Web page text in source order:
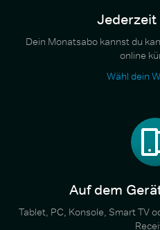
Dein Monatsabo kannst du
online
Wähl dein
Auf dem
Tablet, PC, Konsole, Smart TV